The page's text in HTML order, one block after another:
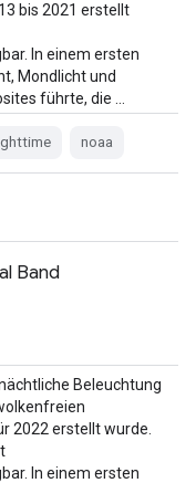
bis 2021 erstellt
In einem ersten
Mondlicht und
führte, die …
noaa
Band
Beleuchtung
2022 erstellt wurde.
In einem ersten